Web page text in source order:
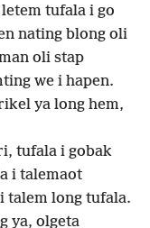
tufala i go
nating blong oli
oli stap
we i hapen.
ya long hem,
tufala i gobak
i talemaot
talem long tufala.
ya, olgeta